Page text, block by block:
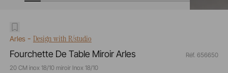
Arles- Design with R/studio
Fourchette De Table Miroir Arles
20 CM inox 18/10 miroir Inox 18/10
Réf. 656650